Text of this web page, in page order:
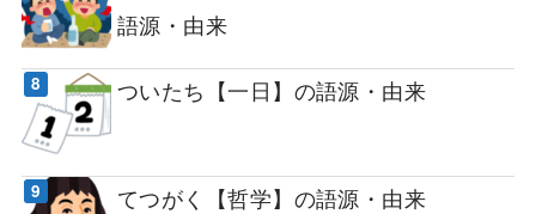
語源・由来
ついたち【一日】の語源・由来
てつがく【哲学】の語源・由来